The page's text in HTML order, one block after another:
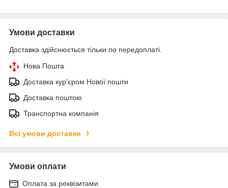
Умови доставки
Доставка здійснюється тільки по передоплаті.
Нова Пошта
Доставка кур'єром Нової пошти
Доставка поштою
Транспортна компанія
Всі умови доставки
Умови оплати
Оплата за реквізитами